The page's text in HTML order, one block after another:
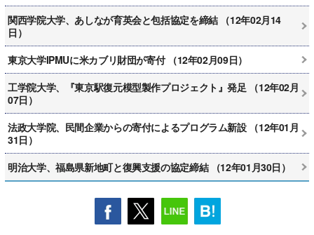
関西学院大学、あしなが育英会と包括協定を締結 （12年02月14
日）
東京大学IPMUに米カブリ財団が寄付 （12年02月09日）
工学院大学、『東京駅復元模型製作プロジェクト』発足 （12年02月
07日）
法政大学院、民間企業からの寄付によるプログラム新設 （12年01月
31日）
明治大学、福島県新地町と復興支援の協定締結 （12年01月30日）